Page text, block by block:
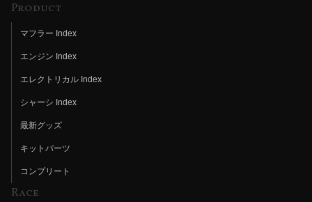
Product
マフラー Index
エンジン Index
エレクトリカル Index
シャーシ Index
最新グッズ
キットパーツ
コンプリート
Race